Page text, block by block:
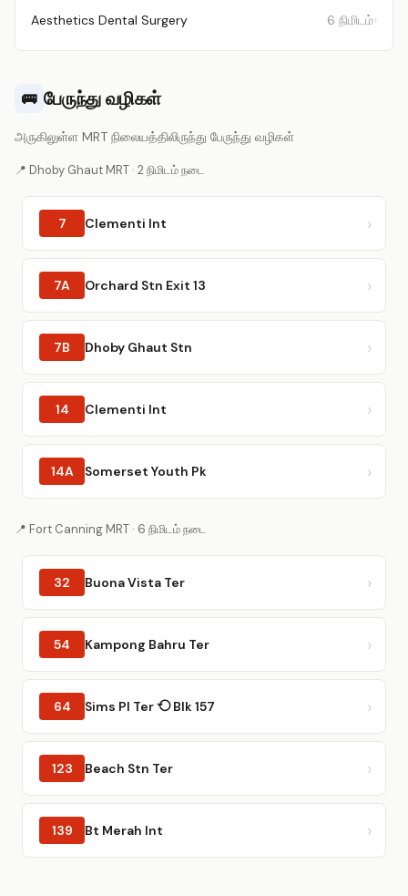
Aesthetics Dental Surgery 6 நிமிடம்
🚌 பேருந்து வழிகள்
அருகிலுள்ள MRT நிலையத்திலிருந்து பேருந்து வழிகள்
📍 Dhoby Ghaut MRT · 2 நிமிடம் நடை
7 Clementi Int
7A Orchard Stn Exit 13
7B Dhoby Ghaut Stn
14 Clementi Int
14A Somerset Youth Pk
📍 Fort Canning MRT · 6 நிமிடம் நடை
32 Buona Vista Ter
54 Kampong Bahru Ter
64 Sims Pl Ter ⟲ Blk 157
123 Beach Stn Ter
139 Bt Merah Int